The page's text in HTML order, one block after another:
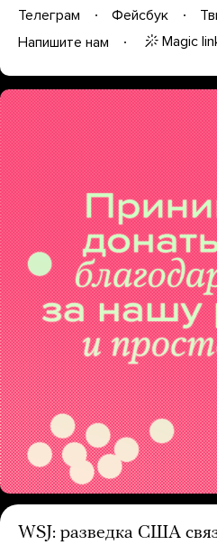
Телеграм Фейсбук
Напишите нам
Magic
WSJ: разведка США